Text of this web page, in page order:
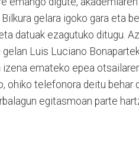
gelara igoko gara eta
datuak ezagutuko ditugu.
Luis Luciano
emateko epea
ohiko telefonora deitu behar
egitasmoan parte